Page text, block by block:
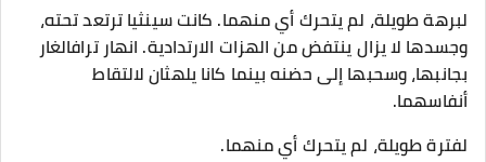
لبرهة طويلة، لم يتحرك أي منهما. كانت سينثيا ترتعد تحته،
وجسدها لا يزال ينتفض من الهزات الارتدادية. انهار ترافالغار
بجانبها، وسحبها إلى حضنه بينما كانا يلهثان لالتقاط
أنفاسهما.
لفترة طويلة، لم يتحرك أي منهما.